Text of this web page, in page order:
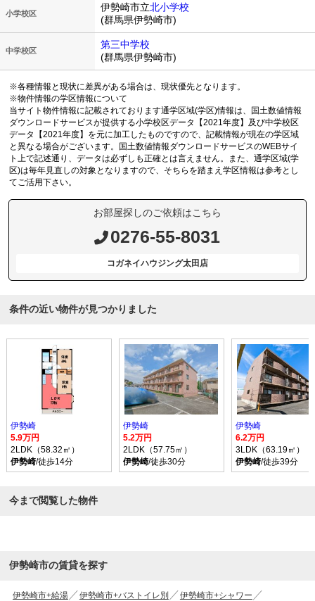
小学校区
伊勢崎市立北小学校
(群馬県伊勢崎市)
中学校区
第三中学校
(群馬県伊勢崎市)
※各種情報と現状に差異がある場合は、現状優先となります。
※物件情報の学区情報について
当サイト物件情報に記載されております通学区域(学区)情報は、国土数値情報
ダウンロードサービスが提供する小学校区データ【2021年度】及び中学校区
データ【2021年度】を元に加工したものですので、記載情報が現在の学区域
と異なる場合がございます。国土数値情報ダウンロードサービスのWEBサイ
ト上で記述通り、データは必ずしも正確とは言えません。また、通学区域(学
区)は毎年見直しの対象となりますので、そちらを踏まえ学区情報は参考とし
てご活用下さい。
お部屋探しのご依頼はこちら
0276-55-8031
コガネイハウジング太田店
条件の近い物件が見つかりました
伊勢崎
5.9万円
2LDK（58.32㎡）
伊勢崎/徒歩14分
伊勢崎
5.2万円
2LDK（57.75㎡）
伊勢崎/徒歩30分
伊勢崎
6.2万円
3LDK（63.19㎡）
伊勢崎/徒歩39分
今まで閲覧した物件
伊勢崎市の賃貸を探す
伊勢崎市+給湯 伊勢崎市+バストイレ別
伊勢崎市+シャワー